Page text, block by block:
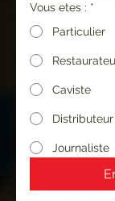
Vous etes : *
Particulier
Caviste
Journaliste